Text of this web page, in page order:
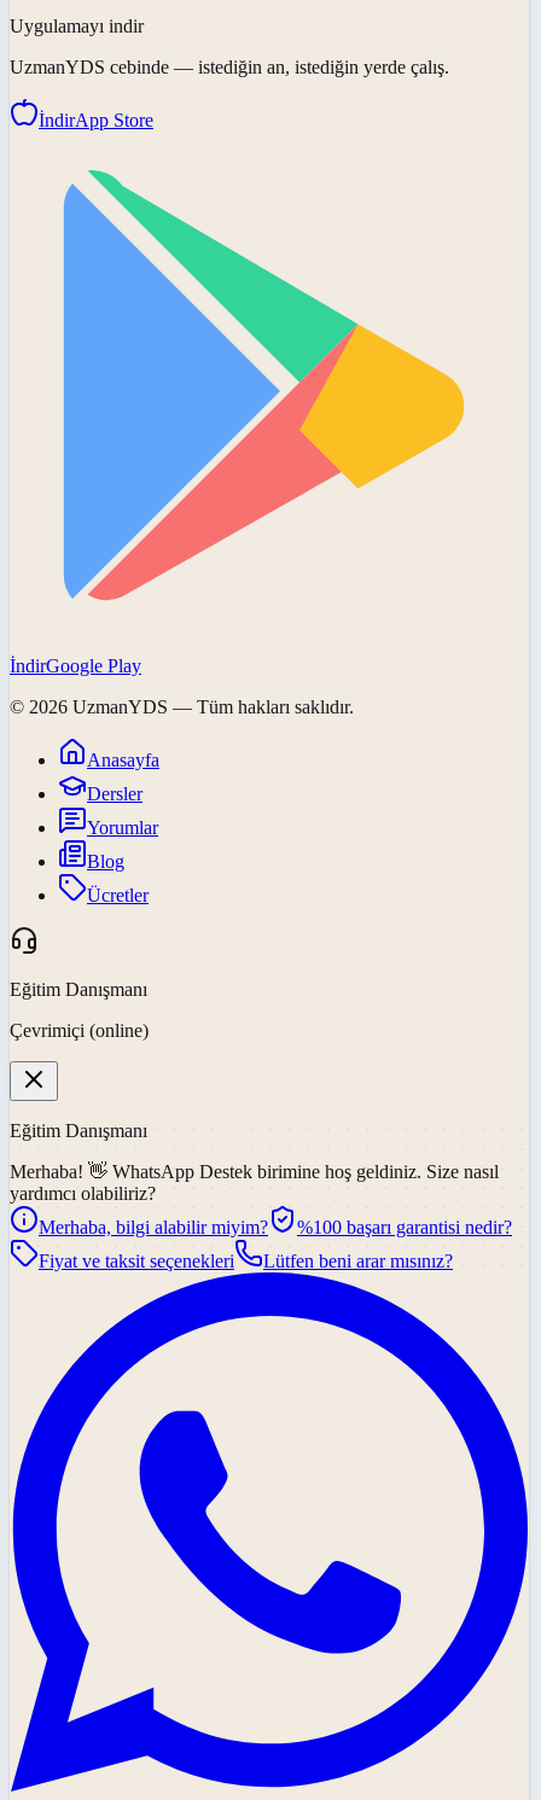
Uygulamayı indir
UzmanYDS cebinde — istediğin an, istediğin yerde çalış.
İndirApp Store
İndirGoogle Play
© 2026 UzmanYDS — Tüm hakları saklıdır.
Anasayfa
Dersler
Yorumlar
Blog
Ücretler
Eğitim Danışmanı
Çevrimiçi (online)
Eğitim Danışmanı
Merhaba! 👋 WhatsApp Destek birimine hoş geldiniz. Size nasıl
yardımcı olabiliriz?
Merhaba, bilgi alabilir miyim?
%100 başarı garantisi nedir?
Fiyat ve taksit seçenekleri
Lütfen beni arar mısınız?